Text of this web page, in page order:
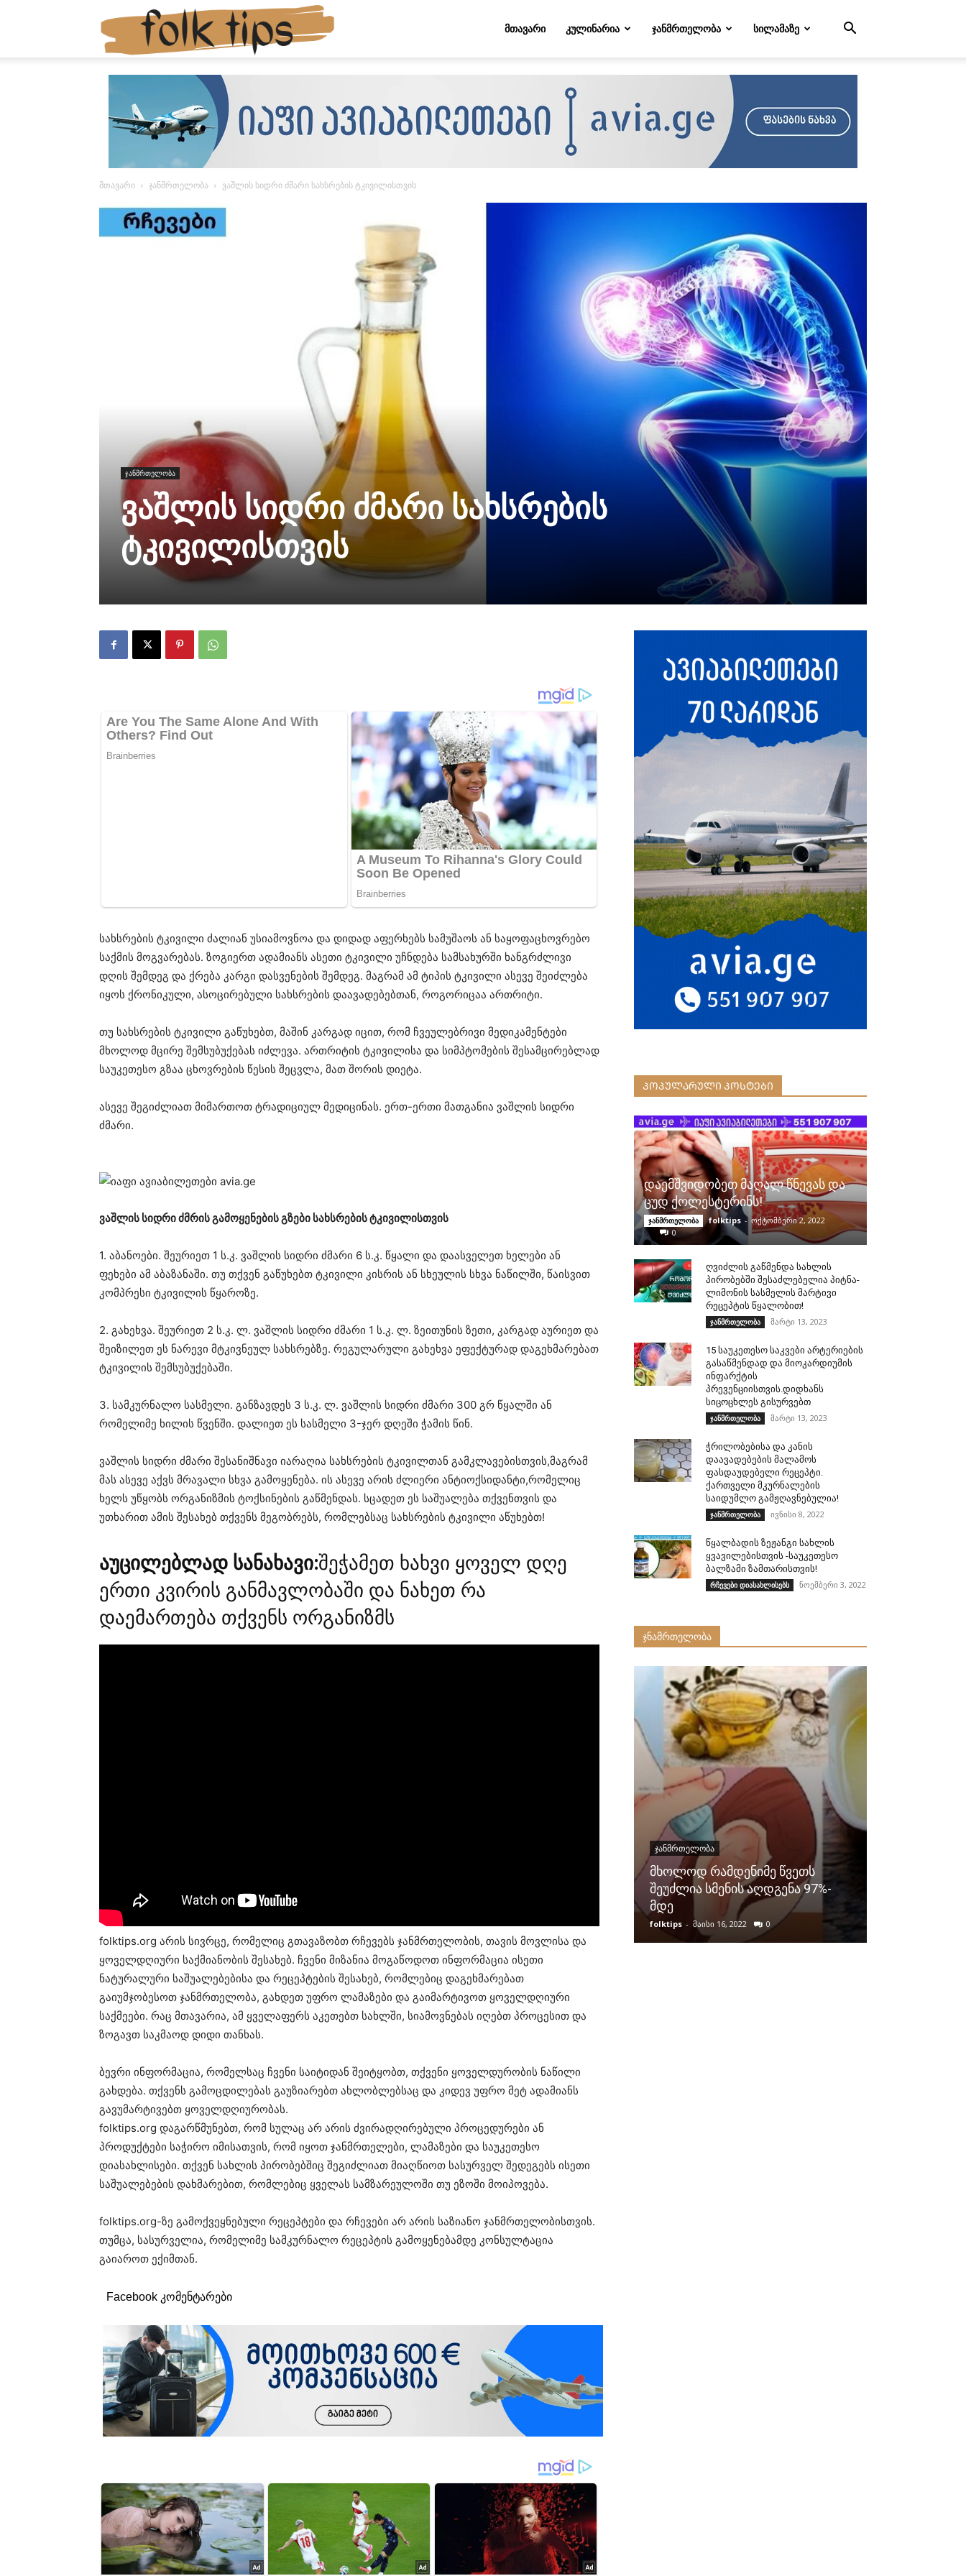
Folktips.org ᲛᲗᲐᲕᲐᲠᲘ ᲙᲣᲚᲘᲜᲐᲠᲘᲐ ᲯᲐᲜᲛᲠᲗᲔᲚᲝᲑᲐ ᲡᲘᲚᲐᲛᲐᲖᲔ
მთავარი ჯანმრთელობა ვაშლის სიდრი ძმარი სახსრების ტკივილისთვის
ჯანმრთელობა
ვაშლის სიდრი ძმარი სახსრების
ტკივილისთვის
სახსრების ტკივილი ძალიან უსიამოვნოა და დიდად აფერხებს სამუშაოს ან საყოფაცხოვრებო
საქმის მოგვარებას. ზოგიერთ ადამიანს ასეთი ტკივილი უჩნდება სამსახურში ხანგრძლივი
დღის შემდეგ და ქრება კარგი დასვენების შემდეგ. მაგრამ ამ ტიპის ტკივილი ასევე შეიძლება
იყოს ქრონიკული, ასოცირებული სახსრების დაავადებებთან, როგორიცაა ართრიტი.
თუ სახსრების ტკივილი გაწუხებთ, მაშინ კარგად იცით, რომ ჩვეულებრივი მედიკამენტები
მხოლოდ მცირე შემსუბუქებას იძლევა. ართრიტის ტკივილისა და სიმპტომების შესამცირებლად
საუკეთესო გზაა ცხოვრების წესის შეცვლა, მათ შორის დიეტა.
ასევე შეგიძლიათ მიმართოთ ტრადიციულ მედიცინას. ერთ-ერთი მათგანია ვაშლის სიდრი
ძმარი.
ვაშლის სიდრი ძმრის გამოყენების გზები სახსრების ტკივილისთვის
1. აბანოები. შეურიეთ 1 ს.კ. ვაშლის სიდრი ძმარი 6 ს.კ. წყალი და დაასველეთ ხელები ან
ფეხები ამ აბაზანაში. თუ თქვენ გაწუხებთ ტკივილი კისრის ან სხეულის სხვა ნაწილში, წაისვით
კომპრესი ტკივილის წყაროზე.
2. გახეხვა. შეურიეთ 2 ს.კ. ლ. ვაშლის სიდრი ძმარი 1 ს.კ. ლ. ზეითუნის ზეთი, კარგად აურიეთ და
შეიზილეთ ეს ნარევი მტკივნეულ სახსრებზე. რეგულარული გახეხვა ეფექტურად დაგეხმარებათ
ტკივილის შემსუბუქებაში.
3. სამკურნალო სასმელი. განზავდეს 3 ს.კ. ლ. ვაშლის სიდრი ძმარი 300 გრ წყალში ან
რომელიმე ხილის წვენში. დალიეთ ეს სასმელი 3-ჯერ დღეში ჭამის წინ.
ვაშლის სიდრი ძმარი შესანიშნავი იარაღია სახსრების ტკივილთან გამკლავებისთვის,მაგრამ
მას ასევე აქვს მრავალი სხვა გამოყენება. ის ასევე არის ძლიერი ანტიოქსიდანტი,რომელიც
ხელს უწყობს ორგანიზმის ტოქსინების გაწმენდას. სცადეთ ეს საშუალება თქვენთვის და
უთხარით ამის შესახებ თქვენს მეგობრებს, რომლებსაც სახსრების ტკივილი აწუხებთ!
აუცილებლად სანახავი:შეჭამეთ ხახვი ყოველ დღე
ერთი კვირის განმავლობაში და ნახეთ რა
დაემართება თქვენს ორგანიზმს
folktips.org არის სივრცე, რომელიც გთავაზობთ რჩევებს ჯანმრთელობის, თავის მოვლისა და
ყოველდღიური საქმიანობის შესახებ. ჩვენი მიზანია მოგაწოდოთ ინფორმაცია ისეთი
ნატურალური საშუალებებისა და რეცეპტების შესახებ, რომლებიც დაგეხმარებათ
გაიუმჯობესოთ ჯანმრთელობა, გახდეთ უფრო ლამაზები და გაიმარტივოთ ყოველდღიური
საქმეები. რაც მთავარია, ამ ყველაფერს აკეთებთ სახლში, სიამოვნებას იღებთ პროცესით და
ზოგავთ საკმაოდ დიდი თანხას.
ბევრი ინფორმაცია, რომელსაც ჩვენი საიტიდან შეიტყობთ, თქვენი ყოველდურობის ნაწილი
გახდება. თქვენს გამოცდილებას გაუზიარებთ ახლობლებსაც და კიდევ უფრო მეტ ადამიანს
გავუმარტივებთ ყოველდღიურობას.
folktips.org დაგარწმუნებთ, რომ სულაც არ არის ძვირადღირებული პროცედურები ან
პროდუქტები საჭირო იმისათვის, რომ იყოთ ჯანმრთელები, ლამაზები და საუკეთესო
დიასახლისები. თქვენ სახლის პირობებშიც შეგიძლიათ მიაღწიოთ სასურველ შედეგებს ისეთი
საშუალებების დახმარებით, რომლებიც ყველას სამზარეულოში თუ ეზოში მოიპოვება.
folktips.org-ზე გამოქვეყნებული რეცეპტები და რჩევები არ არის საზიანო ჯანმრთელობისთვის.
თუმცა, სასურველია, რომელიმე სამკურნალო რეცეპტის გამოყენებამდე კონსულტაცია
გაიაროთ ექიმთან.
Facebook კომენტარები
ᲞᲝᲞᲣᲚᲐᲠᲣᲚᲘ ᲞᲝᲡᲢᲔᲑᲘ
დაემშვიდობეთ მაღალ წნევას და
ცუდ ქოლესტერინს!
ჯანმრთელობა folktips - ოქტომბერი 2, 2022
0
ღვიძლის გაწმენდა სახლის
პირობებში შესაძლებელია პიტნა-
ლიმონის სასმელის მარტივი
რეცეპტის წყალობით!
ჯანმრთელობა მარტი 13, 2023
15 საუკეთესო საკვები არტერიების
გასაწმენდად და მიოკარდიუმის
ინფარქტის
პრევენციისთვის.დიდხანს
სიცოცხლეს გისურვებთ
ჯანმრთელობა მარტი 13, 2023
ჭრილობებისა და კანის
დაავადებების მალამოს
ფასდაუდებელი რეცეპტი.
ქართველი მკურნალების
საიდუმლო გამჟღავნებულია!
ჯანმრთელობა ივნისი 8, 2022
წყალბადის ზეჟანგი სახლის
ყვავილებისთვის -საუკეთესო
ბალზამი ზამთარისთვის!
რჩევები დიასახლისებს ნოემბერი 3, 2022
ჯნამრთელობა
ᲯᲐᲜᲛᲠᲗᲔᲚᲝᲑᲐ
მხოლოდ რამდენიმე წვეთს
შეუძლია სმენის აღდგენა 97%-
მდე
folktips - მაისი 16, 2022 0